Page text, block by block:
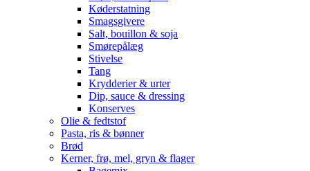
Køderstatning
Smagsgivere
Salt, bouillon & soja
Smørepålæg
Stivelse
Tang
Krydderier & urter
Dip, sauce & dressing
Konserves
Olie & fedtstof
Pasta, ris & bønner
Brød
Kerner, frø, mel, gryn & flager